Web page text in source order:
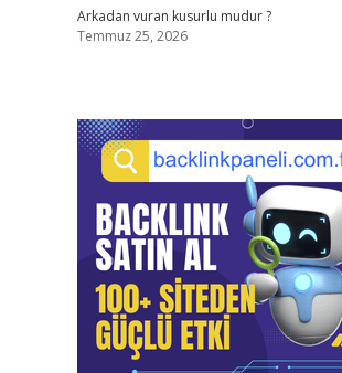
Arkadan vuran kusurlu mudur ?
Temmuz 25, 2026